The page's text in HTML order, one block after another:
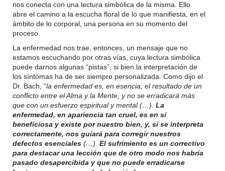
nos conecta con una lectura simbólica de la misma. Ello
abre el camino a la escucha floral de lo que manifiesta, en el
ámbito de lo corporal, una persona en su momento del
proceso.
La enfermedad nos trae, entonces, un mensaje que no
estamos escuchando por otras vías, cuya lectura simbólica
puede darnos algunas “pistas”, si bien la interpretación de
los síntomas ha de ser siempre personalizada. Como dijo el
Dr. Bach, “la enfermedad es, en esencia, el resultado de un
conflicto entre el Alma y la Mente, y no se erradicará más
que con un esfuerzo espiritual y mental (…). La
enfermedad, en apariencia tan cruel, es en sí
beneficiosa y existe por nuestro bien, y, si se interpreta
correctamente, nos guiará para corregir nuestros
defectos esenciales (…). El sufrimiento es un correctivo
para destacar una lección que de otro modo nos habría
pasado desapercibida y que no puede erradicarse